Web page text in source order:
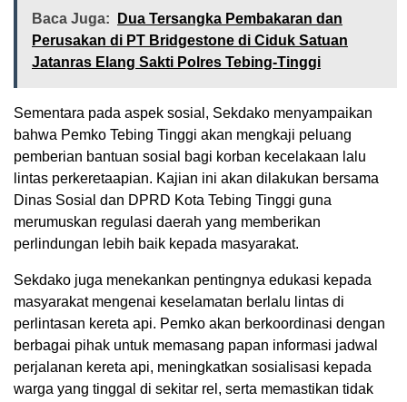
Baca Juga:
Dua Tersangka Pembakaran dan
Perusakan di PT Bridgestone di Ciduk Satuan
Jatanras Elang Sakti Polres Tebing-Tinggi
Sementara pada aspek sosial, Sekdako menyampaikan
bahwa Pemko Tebing Tinggi akan mengkaji peluang
pemberian bantuan sosial bagi korban kecelakaan lalu
lintas perkeretaapian. Kajian ini akan dilakukan bersama
Dinas Sosial dan DPRD Kota Tebing Tinggi guna
merumuskan regulasi daerah yang memberikan
perlindungan lebih baik kepada masyarakat.
Sekdako juga menekankan pentingnya edukasi kepada
masyarakat mengenai keselamatan berlalu lintas di
perlintasan kereta api. Pemko akan berkoordinasi dengan
berbagai pihak untuk memasang papan informasi jadwal
perjalanan kereta api, meningkatkan sosialisasi kepada
warga yang tinggal di sekitar rel, serta memastikan tidak